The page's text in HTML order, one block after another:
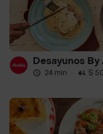
Desayunos By
24 min · $